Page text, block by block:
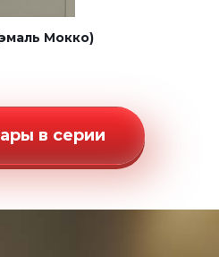
Мокко)
в серии